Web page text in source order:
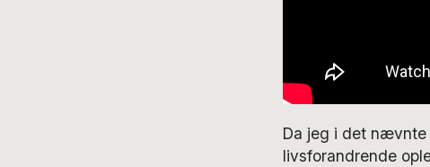
Da jeg i det nævnte
livsforandrende